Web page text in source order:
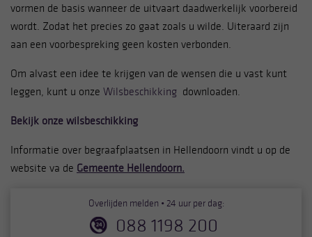
vormen de basis wanneer de uitvaart daadwerkelijk voorbereid
wordt. Zodat het precies zo gaat zoals u wilde. Uiteraard zijn
aan een voorbespreking geen kosten verbonden.
Om alvast een idee te krijgen van de wensen die u vast kunt
leggen, kunt u onze Wilsbeschikking downloaden.
Bekijk onze wilsbeschikking
Informatie over begraafplaatsen in Hellendoorn vindt u op de
website va de Gemeente Hellendoorn.
Overlijden melden • 24 uur per dag:
088 1198 200